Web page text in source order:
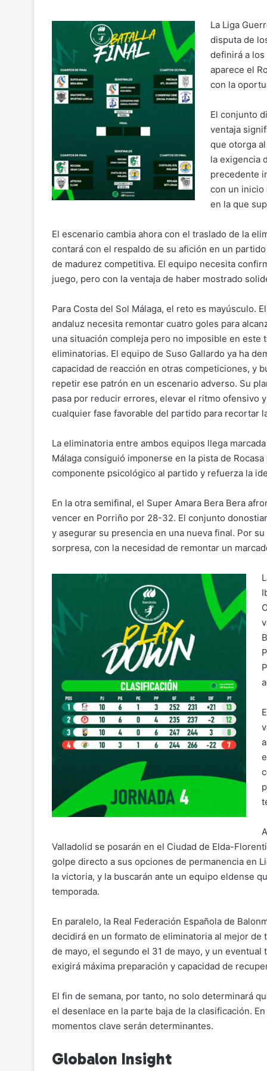
y
n
k
l
e
b
o
o
k
s
A
p
p
gr
a
m
p
ar
tir
La Liga
disputa de
definirá a
aparece el
con la
El conjunto
ventaja
que otorga
la exigencia
precedente
con un inicio
en la que
El escenario cambia ahora con el traslado de la
contará con el respaldo de su afición en un
de madurez competitiva. El equipo necesita
juego, pero con la ventaja de haber mostrado
Para Costa del Sol Málaga, el reto es mayúsculo.
andaluz necesita remontar cuatro goles para
una situación compleja pero no imposible en este
eliminatorias. El equipo de Suso Gallardo ya ha
capacidad de reacción en otras competiciones, y
repetir ese patrón en un escenario adverso. Su
pasa por reducir errores, elevar el ritmo ofensivo
cualquier fase favorable del partido para recortar
La eliminatoria entre ambos equipos llega
Málaga consiguió imponerse en la pista de
componente psicológico al partido y refuerza la
En la otra semifinal, el Super Amara Bera Bera
vencer en Porriño por 28-32. El conjunto
y asegurar su presencia en una nueva final. Por
sorpresa, con la necesidad de remontar un
Valladolid se posarán en el Ciudad de Elda-
golpe directo a sus opciones de permanencia en
la victoria, y la buscarán ante un equipo eldense
temporada.
En paralelo, la Real Federación Española de
decidirá en un formato de eliminatoria al mejor
de mayo, el segundo el 31 de mayo, y un
exigirá máxima preparación y capacidad de
El fin de semana, por tanto, no solo determinará
el desenlace en la parte baja de la clasificación.
momentos clave serán determinantes.
Globalon Insight